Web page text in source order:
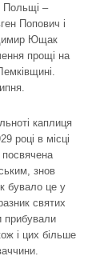
Польщі –
Попович і
Ющак
прощі на
каплиця
році в місці
знов
бувало це у
святих
прибували
і цих більше